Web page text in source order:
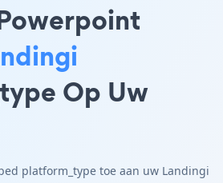
Op Uw
platform_type toe aan uw Landingi